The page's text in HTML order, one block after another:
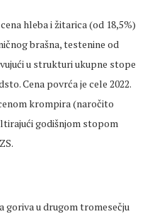
hleba i žitarica (od 18,5%)
brašna, testenine od
u strukturi ukupne stope
Cena povrća je cele 2022.
krompira (naročito
godišnjom stopom
goriva u drugom tromesečju